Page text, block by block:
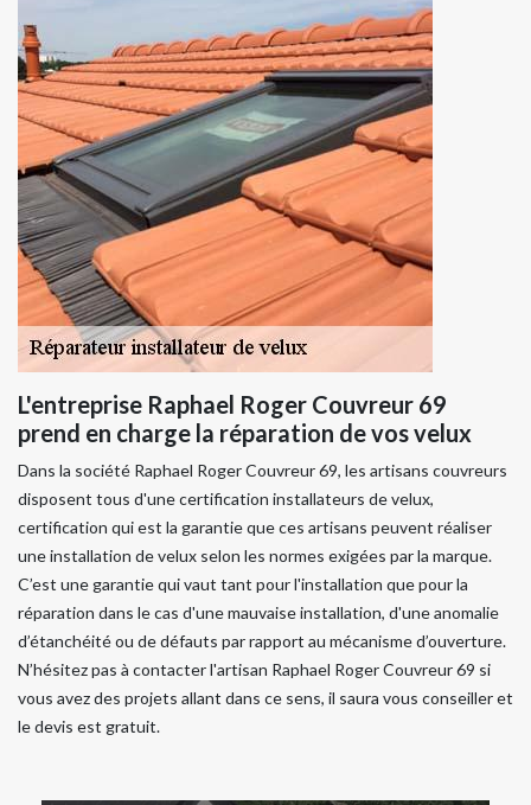
L'entreprise Raphael Roger Couvreur 69
prend en charge la réparation de vos velux
Dans la société Raphael Roger Couvreur 69, les artisans couvreurs
disposent tous d'une certification installateurs de velux,
certification qui est la garantie que ces artisans peuvent réaliser
une installation de velux selon les normes exigées par la marque.
C’est une garantie qui vaut tant pour l'installation que pour la
réparation dans le cas d'une mauvaise installation, d'une anomalie
d’étanchéité ou de défauts par rapport au mécanisme d’ouverture.
N’hésitez pas à contacter l'artisan Raphael Roger Couvreur 69 si
vous avez des projets allant dans ce sens, il saura vous conseiller et
le devis est gratuit.